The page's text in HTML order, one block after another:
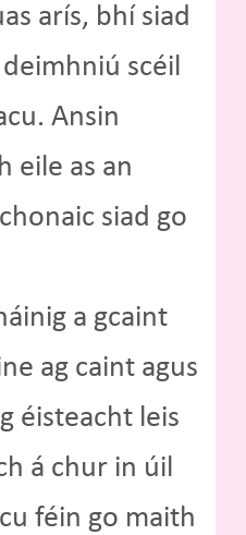
arís, bhí siad
scéil
Ansin
eile as an
siad go
a gcaint
ag caint agus
éisteacht leis
á chur in úil
féin go maith